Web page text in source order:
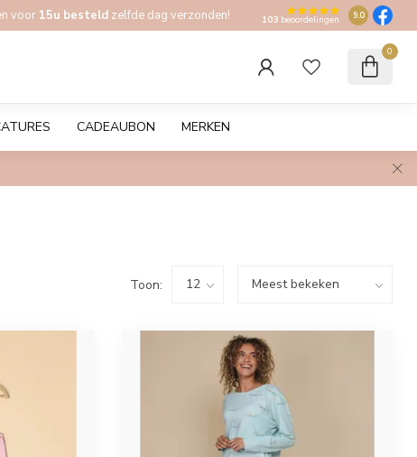
voor 15u besteld zelfde dag verzonden! 103 beoordelingen 9.0
0
CADEAUBON MERKEN
Toon: